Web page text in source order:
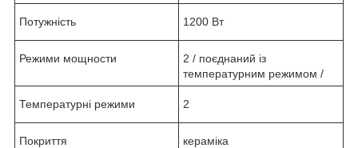
Потужність 1200 Вт
Режими мощности
2 / поєднаний із
температурним режимом /
Температурні режими 2
Покриття
кераміка